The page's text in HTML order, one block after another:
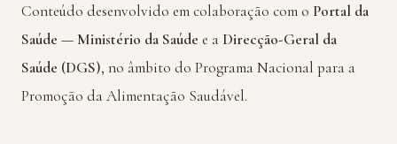
Conteúdo desenvolvido em colaboração com o Portal da
Saúde — Ministério da Saúde e a Direcção-Geral da
Saúde (DGS), no âmbito do Programa Nacional para a
Promoção da Alimentação Saudável.